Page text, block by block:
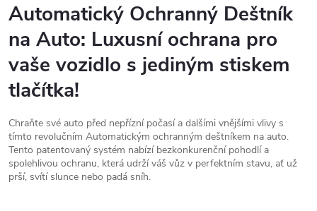
Automatický Ochranný Deštník
na Auto: Luxusní ochrana pro
vaše vozidlo s jediným stiskem
tlačítka!
Chraňte své auto před nepřízní počasí a dalšími vnějšími vlivy s
tímto revolučním Automatickým ochranným deštníkem na auto.
Tento patentovaný systém nabízí bezkonkurenční pohodlí a
spolehlivou ochranu, která udrží váš vůz v perfektním stavu, ať už
prší, svítí slunce nebo padá sníh.